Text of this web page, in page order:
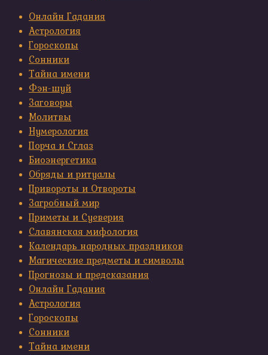
Онлайн Гадания
Астрология
Гороскопы
Сонники
Тайна имени
Фэн-шуй
Заговоры
Молитвы
Нумерология
Порча и Сглаз
Биоэнергетика
Обряды и ритуалы
Привороты и Отвороты
Загробный мир
Приметы и Суеверия
Славянская мифология
Календарь народных праздников
Магические предметы и символы
Прогнозы и предсказания
Онлайн Гадания
Астрология
Гороскопы
Сонники
Тайна имени